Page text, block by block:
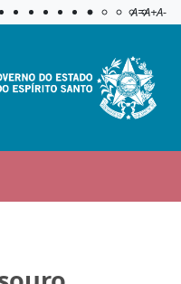
Aplicar
A=A+A-